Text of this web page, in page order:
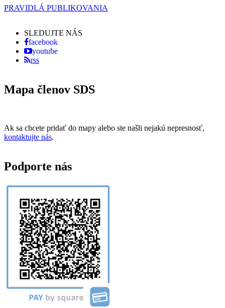
PRAVIDLÁ PUBLIKOVANIA
SLEDUJTE NÁS
facebook
youtube
rss
Mapa členov SDS
Ak sa chcete pridať do mapy alebo ste našli nejakú nepresnosť,
kontaktujte nás.
Podporte nás